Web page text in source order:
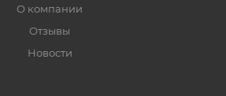
О компании
Отзывы
Новости